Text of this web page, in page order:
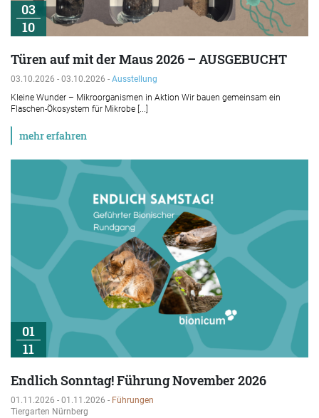
03
10
Türen auf mit der Maus 2026 – AUSGEBUCHT
03.10.2026 - 03.10.2026 - Ausstellung
Kleine Wunder – Mikroorganismen in Aktion Wir bauen gemeinsam ein
Flaschen-Ökosystem für Mikrobe [...]
mehr erfahren
01
11
Endlich Sonntag! Führung November 2026
01.11.2026 - 01.11.2026 - Führungen
Tiergarten Nürnberg